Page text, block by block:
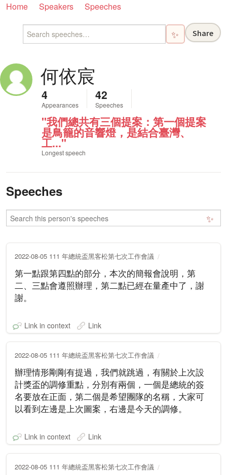
Home Speakers Speeches
✨ Share
何依宸
4
Appearances
42
Speeches
"我們總共有三個提案：第一個提案
是鳥籠的音響燈，是結合臺灣、
工..."
Longest speech
Speeches
✨
2022-08-05 111 年總統盃黑客松第七次工作會議
第一點跟第四點的部分，本次的簡報會說明，第
二、三點會遵照辦理，第二點已經在量產中了，謝
謝。
Link in context Link
2022-08-05 111 年總統盃黑客松第七次工作會議
辦理情形剛剛有提過，我們就跳過，有關於上次設
計獎盃的調修重點，分別有兩個，一個是總統的簽
名要放在正面，第二個是希望團隊的名稱，大家可
以看到左邊是上次圖案，右邊是今天的調修。
Link in context Link
2022-08-05 111 年總統盃黑客松第七次工作會議